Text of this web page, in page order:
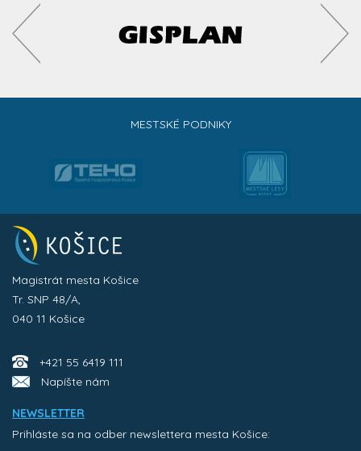
MESTSKÉ PODNIKY
Magistrát mesta Košice
Tr. SNP 48/A,
040 11 Košice
+421 55 6419 111
Napíšte nám
NEWSLETTER
Prihláste sa na odber newslettera mesta Košice: